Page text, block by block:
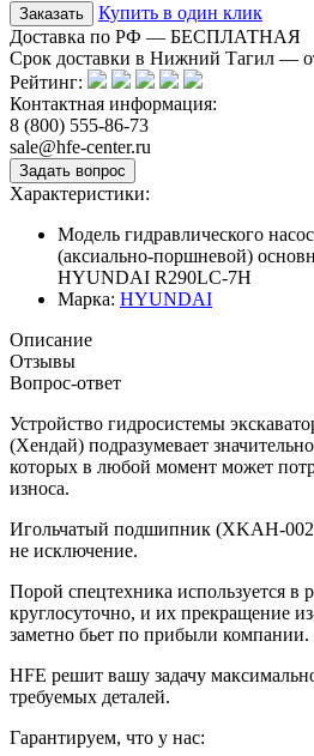
Купить в один клик
Доставка по РФ — БЕСПЛАТНАЯ
Срок доставки в Нижний Тагил —
Рейтинг:
Контактная информация:
8 (800) 555-86-73
sale@hfe-center.ru
Характеристики:
Модель гидравлического
(аксиально-поршневой)
HYUNDAI R290LC-7H
Марка: HYUNDAI
Описание
Отзывы
Вопрос-ответ
Устройство гидросистемы
(Хендай) подразумевает
которых в любой момент может
износа.
Игольчатый подшипник (XKAH-
не исключение.
Порой спецтехника используется в
круглосуточно, и их прекращение
заметно бьет по прибыли компании.
HFE решит вашу задачу
требуемых деталей.
Гарантируем, что у нас: